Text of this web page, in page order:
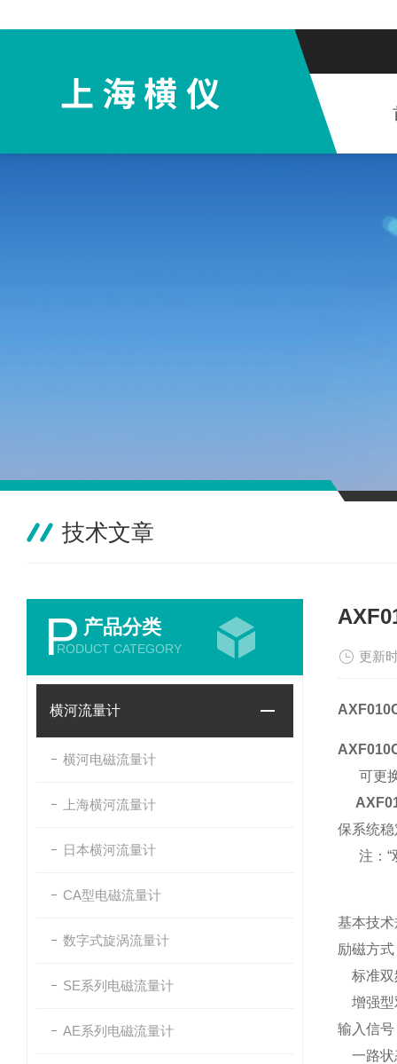
技术文章
P 产品分类
RODUCT CATEGORY
横河流量计
横河电磁流量计
上海横河流量计
日本横河流量计
CA型电磁流量计
数字式旋涡流量计
SE系列电磁流量计
AE系列电磁流量计
更新
可更换
保系统
注：“
基本技
励磁方式
标准双
增强型
输入信号
一路状